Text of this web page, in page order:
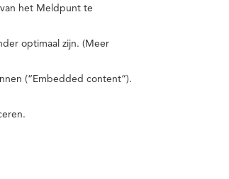
het Meldpunt te
optimaal zijn. (Meer
(“Embedded content”).